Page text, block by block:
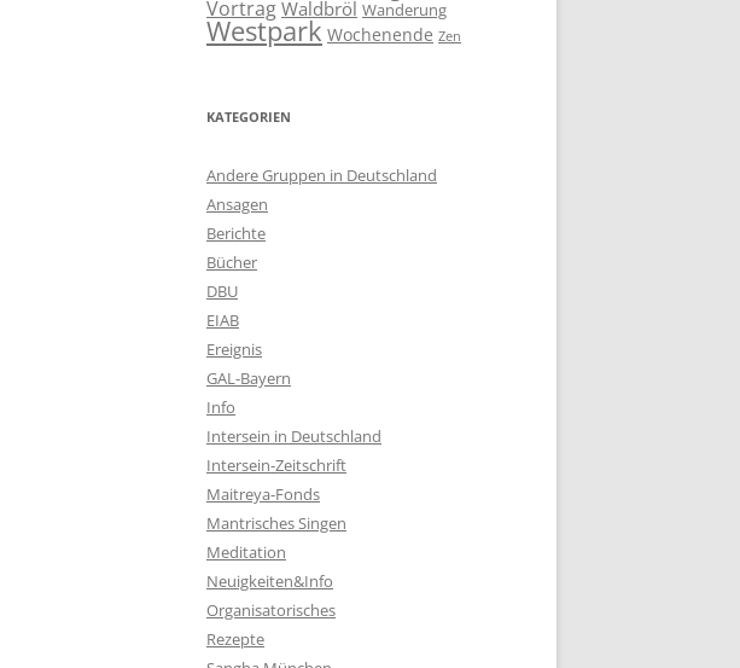
VortragWaldbröl Wanderung
Westpark Wochenende Zen
KATEGORIEN
Andere Gruppen in Deutschland
Ansagen
Berichte
Bücher
DBU
EIAB
Ereignis
GAL-Bayern
Info
Intersein in Deutschland
Intersein-Zeitschrift
Maitreya-Fonds
Mantrisches Singen
Meditation
Neuigkeiten&Info
Organisatorisches
Rezepte